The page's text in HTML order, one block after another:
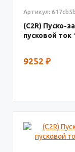
Артикул:
(C2R) Пуско-
пусковой ток
9252 ₽